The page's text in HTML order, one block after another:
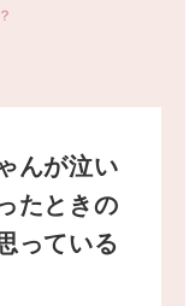
んが泣い
たときの
っている